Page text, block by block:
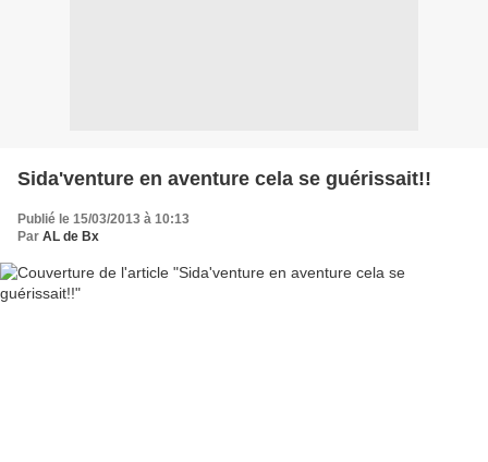
Sida'venture en aventure cela se guérissait!!
Publié le 15/03/2013 à 10:13
Par AL de Bx